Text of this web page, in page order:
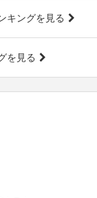
キングを見る
を見る